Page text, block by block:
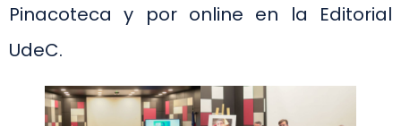
Pinacoteca y por online en la Editorial
UdeC.